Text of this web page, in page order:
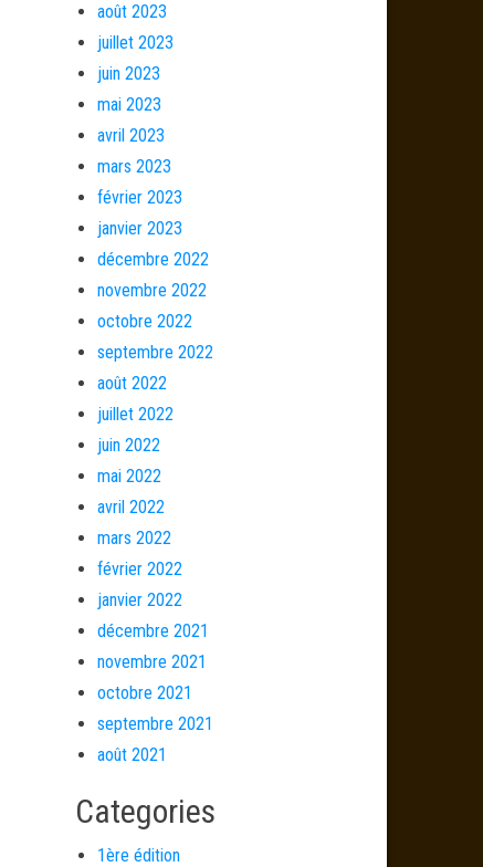
août 2023
juillet 2023
juin 2023
mai 2023
avril 2023
mars 2023
février 2023
janvier 2023
décembre 2022
novembre 2022
octobre 2022
septembre 2022
août 2022
juillet 2022
juin 2022
mai 2022
avril 2022
mars 2022
février 2022
janvier 2022
décembre 2021
novembre 2021
octobre 2021
septembre 2021
août 2021
Categories
1ère édition